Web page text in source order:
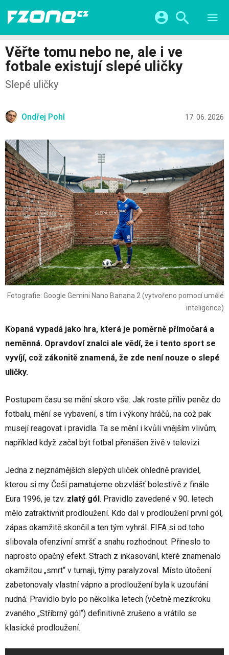
VIDEA
KATEGORIE
CHYTRÁ MĚSTA
ŽIVOT BUDOUCNOSTI
HRY A ZÁBAVA
Facebook Google
Věřte tomu nebo ne, ale i ve
fotbale existují slepé uličky
Slepé uličky
Ondřej Pohl 17. 06. 2026
Fotografie: Google Gemini Nano Banana 2 (vytvořeno pomocí umělé
inteligence)
Kopaná vypadá jako hra, která je poměrně přímočará a
neměnná. Opravdoví znalci ale vědí, že i tento sport se
vyvíjí, což zákonitě znamená, že zde není nouze o slepé
uličky.
Postupem času se mění skoro vše. Jak roste příliv peněz do
fotbalu, mění se vybavení, s tím i výkony hráčů, na což pak
musejí reagovat i pravidla. Ta se mění i kvůli vnějším vlivům,
například když začal být fotbal přenášen živě v televizi.
Jedna z nejznámějších slepých uliček ohledně pravidel,
kterou si my Češi pamatujeme obzvlášť bolestivě z finále
Eura 1996, je tzv. zlatý gól . Pravidlo zavedené v 90. letech
mělo zatraktivnit prodloužení. Kdo dal v prodloužení první gól,
zápas okamžitě skončil a ten tým vyhrál. FIFA si od toho
slibovala ofenzivní smršť a snahu rozhodnout. Přineslo to
naprosto opačný efekt. Strach z inkasování, které znamenalo
okamžitou „smrt“ v turnaji, týmy paralyzoval. Místo útočení
zabetonovaly vlastní vápno a prodloužení byla k uzoufání
nudná. Pravidlo bylo po několika letech (včetně mezikroku
zvaného „Stříbrný gól“) definitivně zrušeno a vrátilo se
klasické prodloužení.